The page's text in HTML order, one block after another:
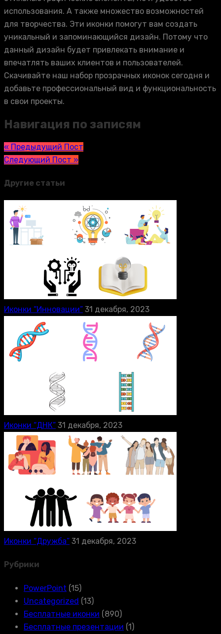
использования. А также множество возможностей
для творчества. Эти иконки помогут вам создать
уникальный и запоминающийся дизайн. Потому что
данный дизайн будет привлекать внимание и
впечатлять ваших клиентов и пользователей.
Скачивайте наш набор прозрачных иконок сегодня и
добавьте профессиональный вид и функциональность
в свои проекты.
Навигация по записям
« Предыдущий Пост
Следующий Пост »
Другие статьи
Иконки “Инновации” 31 декабря, 2023
Иконки “ДНК” 31 декабря, 2023
Иконки “Дружба” 31 декабря, 2023
Рубрики
PowerPoint (15)
Uncategorized (13)
Бесплатные иконки (890)
Бесплатные презентации (1)